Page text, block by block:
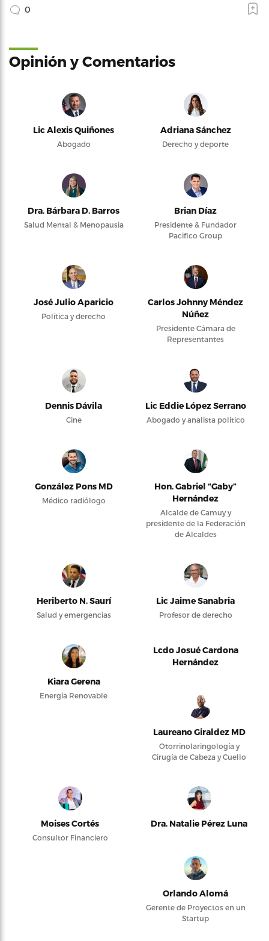
0
Opinión y Comentarios
Lic Alexis Quiñones
Abogado
Adriana Sánchez
Derecho y deporte
Dra. Bárbara D. Barros
Salud Mental & Menopausia
Brian Díaz
Presidente & Fundador
Pacifico Group
José Julio Aparicio
Política y derecho
Carlos Johnny Méndez
Núñez
Presidente Cámara de
Representantes
Dennis Dávila
Cine
Lic Eddie López Serrano
Abogado y analista político
González Pons MD
Médico radiólogo
Hon. Gabriel “Gaby”
Hernández
Alcalde de Camuy y
presidente de la Federación
de Alcaldes
Heriberto N. Saurí
Salud y emergencias
Lic Jaime Sanabria
Profesor de derecho
Kiara Gerena
Energía Renovable
Lcdo Josué Cardona
Hernández
Laureano Giraldez MD
Otorrinolaringología y
Cirugía de Cabeza y Cuello
Moises Cortés
Consultor Financiero
Dra. Natalie Pérez Luna
Orlando Alomá
Gerente de Proyectos en un
Startup